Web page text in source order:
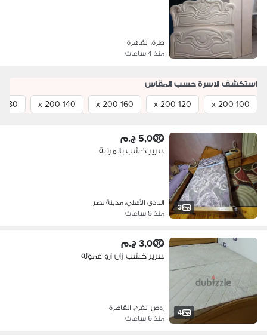
طرة، القاهرة
منذ 4 ساعات
استكشف الاسرة حسب المقاس
100 x 200
120 x 200
160 x 200
140 x 200
180 x 200
3
5,000 ج.م
سرير خشب بالمرتبة
النادي الأهلي، مدينة نصر
منذ 5 ساعات
4
3,000 ج.م
سرير خشب زان ارو عمولة
روض الفرج، القاهرة
منذ 6 ساعات